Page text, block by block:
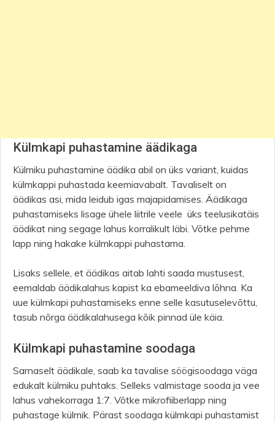
Külmkapi puhastamine äädikaga
Külmiku puhastamine äädika abil on üks variant, kuidas
külmkappi puhastada keemiavabalt. Tavaliselt on
äädikas asi, mida leidub igas majapidamises. Äädikaga
puhastamiseks lisage ühele liitrile veele üks teelusikatäis
äädikat ning segage lahus korralikult läbi. Võtke pehme
lapp ning hakake külmkappi puhastama.
Lisaks sellele, et äädikas aitab lahti saada mustusest,
eemaldab äädikalahus kapist ka ebameeldiva lõhna. Ka
uue külmkapi puhastamiseks enne selle kasutuselevõttu,
tasub nõrga äädikalahusega kõik pinnad üle käia.
Külmkapi puhastamine soodaga
Sarnaselt äädikale, saab ka tavalise söögisoodaga väga
edukalt külmiku puhtaks. Selleks valmistage sooda ja vee
lahus vahekorraga 1:7. Võtke mikrofiiberlapp ning
puhastage külmik. Pärast soodaga külmkapi puhastamist